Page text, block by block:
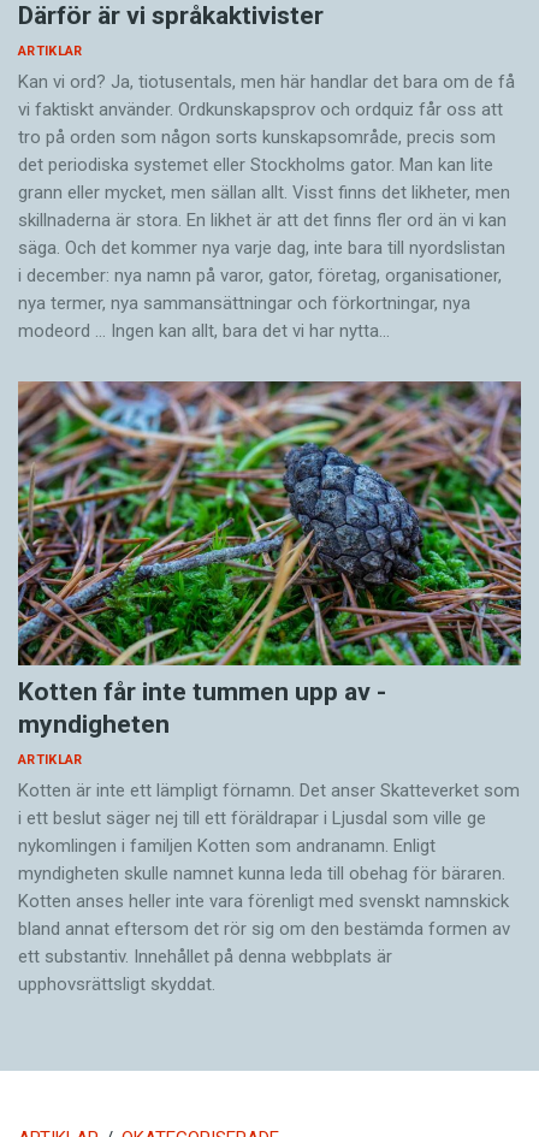
Därför är vi språkaktivister
ARTIKLAR
Kan vi ord? Ja, tiotusentals, men här handlar det bara om de få
vi faktiskt använder. Ordkunskapsprov och ordquiz får oss att
tro på orden som någon sorts kunskapsområde, precis som
det periodiska systemet eller Stockholms gator. Man kan lite
grann eller mycket, men sällan allt. Visst finns det likheter, men
skillnaderna är stora. En likhet är att det finns fler ord än vi kan
säga. Och det kommer nya varje dag, inte bara till nyordslistan
i december: nya namn på varor, gator, företag, organisationer,
nya termer, nya samman­sättningar och förkortningar, nya
modeord … Ingen kan allt, bara det vi har nytta…
Kotten får inte tummen upp av ­
myndigheten
ARTIKLAR
Kotten är inte ett lämpligt förnamn. Det anser Skatte­verket som
i ett beslut säger nej till ett föräldra­par i Ljusdal som ville ge
nykomlingen i familjen Kotten som andranamn. Enligt
myndigheten skulle namnet kunna leda till obehag för bäraren.
Kotten anses heller inte vara förenligt med svenskt namnskick
bland annat eftersom det rör sig om den bestämda formen av
ett substantiv. Innehållet på denna webbplats är
upphovsrättsligt skyddat.